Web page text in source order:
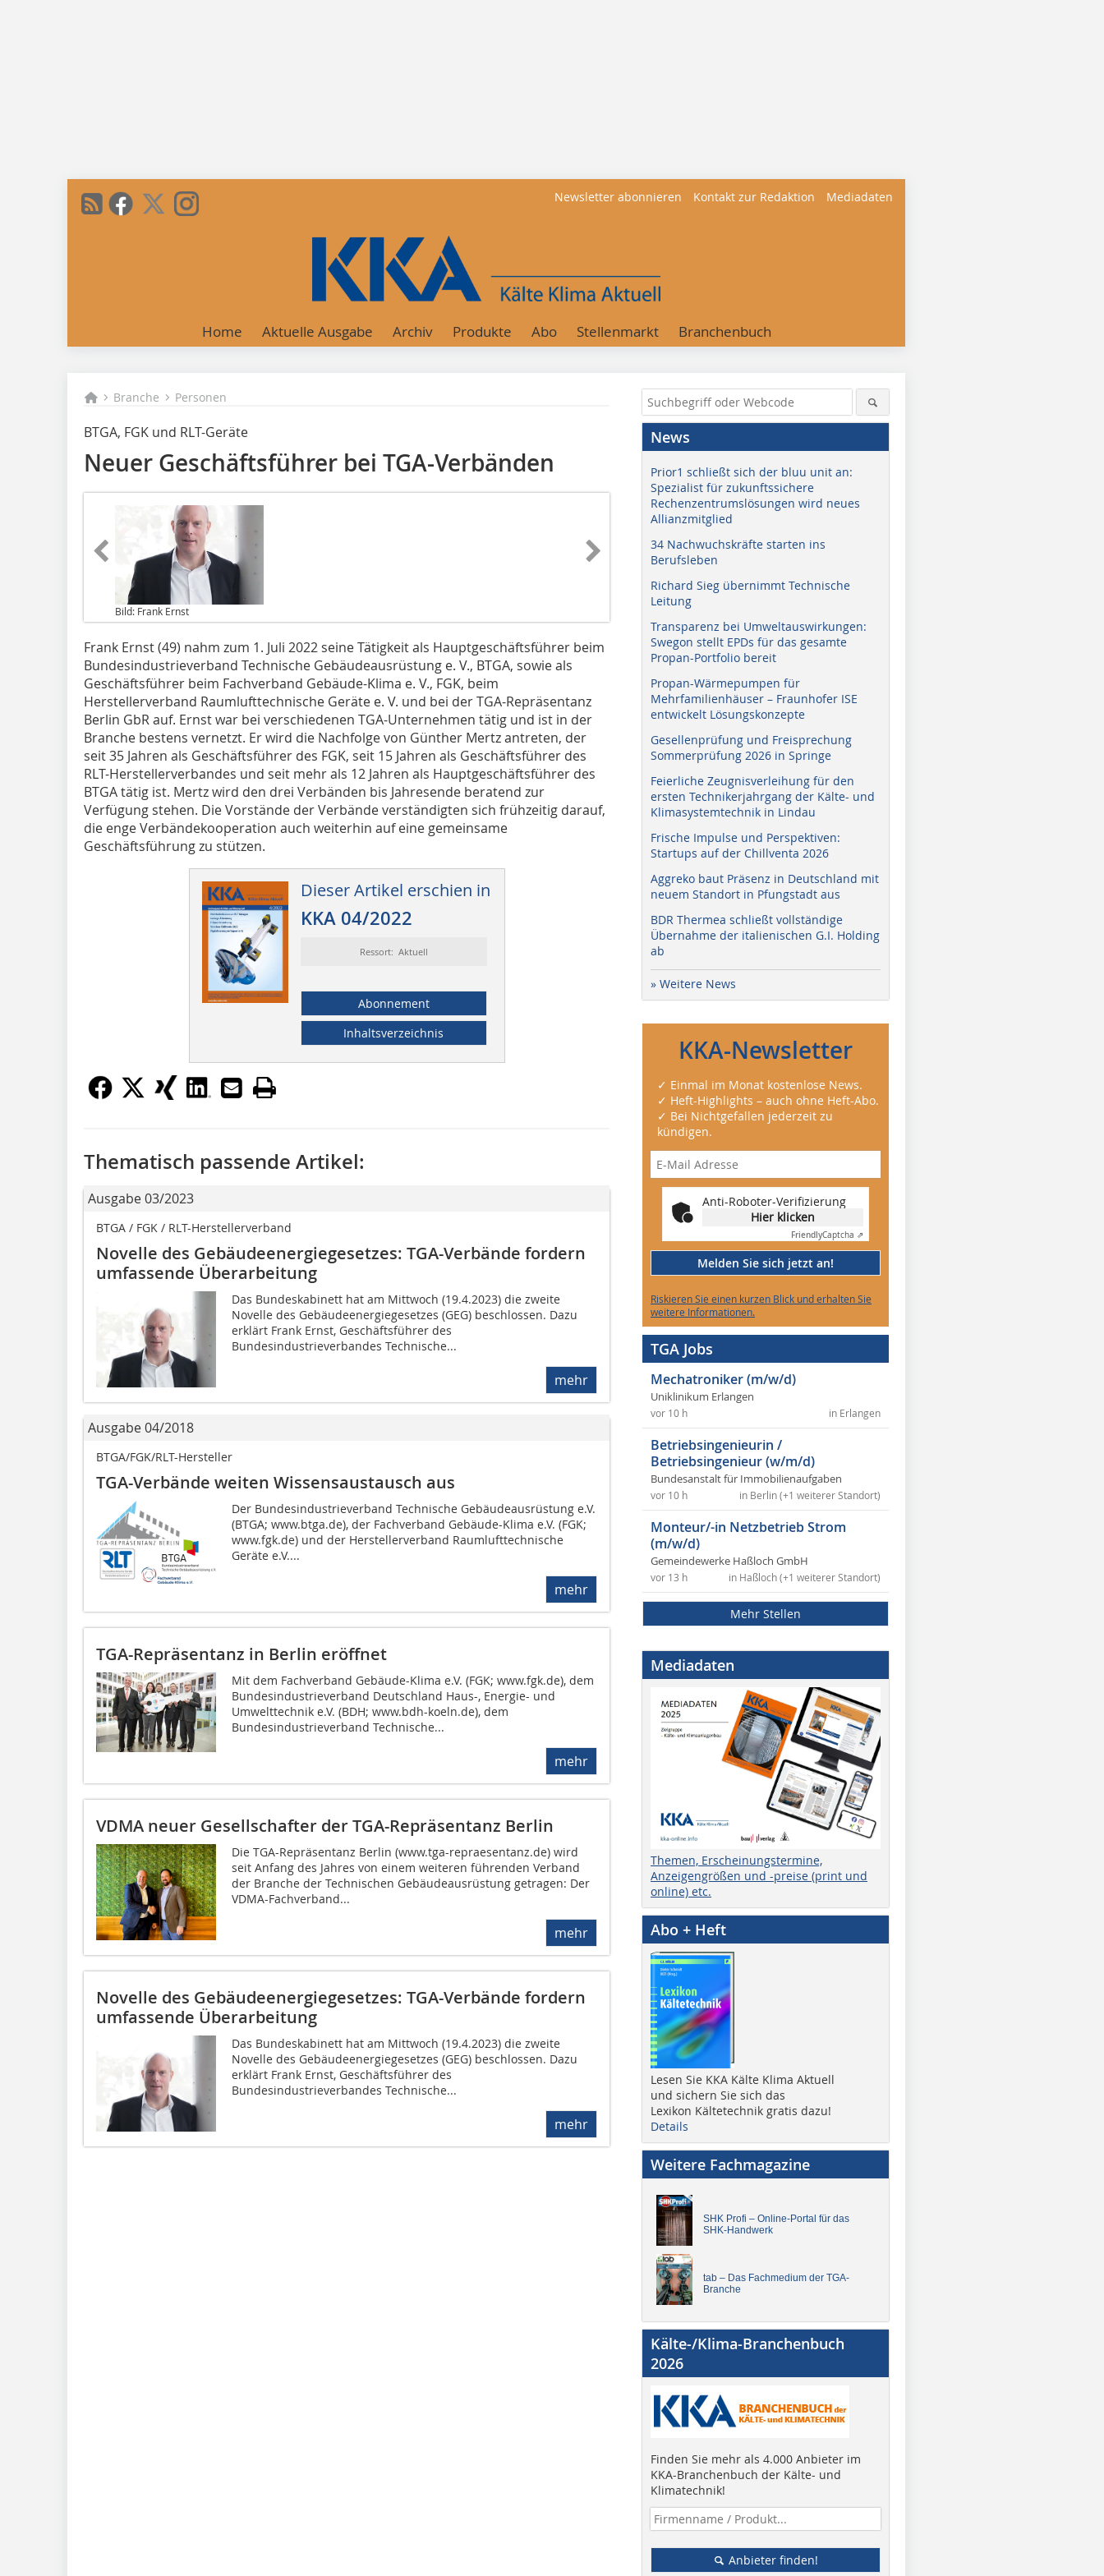
Newsletter abonnieren Kontakt zur Redaktion Mediadaten
Home Aktuelle Ausgabe Archiv Produkte Abo Stellenmarkt Branchenbuch
Branche Personen
BTGA, FGK und RLT-Geräte
Neuer Geschäftsführer bei TGA-Verbänden
Bild: Frank Ernst
Frank Ernst (49) nahm zum 1. Juli 2022 seine Tätigkeit als Hauptgeschäftsführer beim
Bundesindustrieverband Technische Gebäudeausrüstung e. V., BTGA, sowie als
Geschäftsführer beim Fachverband Gebäude-Klima e. V., FGK, beim
Herstellerverband Raumlufttechnische Geräte e. V. und bei der TGA-Repräsentanz
Berlin GbR auf. Ernst war bei verschiedenen TGA-Unternehmen tätig und ist in der
Branche bestens vernetzt. Er wird die Nachfolge von Günther Mertz antreten, der
seit 35 Jahren als Geschäftsführer des FGK, seit 15 Jahren als Geschäftsführer des
RLT-Herstellerverbandes und seit mehr als 12 Jahren als Hauptgeschäftsführer des
BTGA tätig ist. Mertz wird den drei Verbänden bis Jahresende beratend zur
Verfügung stehen. Die Vorstände der Verbände verständigten sich frühzeitig darauf,
die enge Verbändekooperation auch weiterhin auf eine gemeinsame
Geschäftsführung zu stützen.
Dieser Artikel erschien in
KKA 04/2022
Ressort: Aktuell
Abonnement
Inhaltsverzeichnis
Thematisch passende Artikel:
Ausgabe 03/2023
BTGA / FGK / RLT-Herstellerverband
Novelle des Gebäudeenergiegesetzes: TGA-Verbände fordern
umfassende Überarbeitung
Das Bundeskabinett hat am Mittwoch (19.4.2023) die zweite
Novelle des Gebäudeenergiegesetzes (GEG) beschlossen. Dazu
erklärt Frank Ernst, Geschäftsführer des
Bundesindustrieverbandes Technische...
mehr
Ausgabe 04/2018
BTGA/FGK/RLT-Hersteller
TGA-Verbände weiten Wissensaustausch aus
Der Bundesindustrieverband Technische Gebäudeausrüstung e.V.
(BTGA; www.btga.de), der Fachverband Gebäude-Klima e.V. (FGK;
www.fgk.de) und der Herstellerverband Raumlufttechnische
Geräte e.V....
mehr
TGA-Repräsentanz in Berlin eröffnet
Mit dem Fachverband Gebäude-Klima e.V. (FGK; www.fgk.de), dem
Bundesindustrieverband Deutschland Haus-, Energie- und
Umwelttechnik e.V. (BDH; www.bdh-koeln.de), dem
Bundesindustrieverband Technische...
mehr
VDMA neuer Gesellschafter der TGA-Repräsentanz Berlin
Die TGA-Repräsentanz Berlin (www.tga-repraesentanz.de) wird
seit Anfang des Jahres von einem weiteren führenden Verband
der Branche der Technischen Gebäudeausrüstung getragen: Der
VDMA-Fachverband...
mehr
Novelle des Gebäudeenergiegesetzes: TGA-Verbände fordern
umfassende Überarbeitung
Das Bundeskabinett hat am Mittwoch (19.4.2023) die zweite
Novelle des Gebäudeenergiegesetzes (GEG) beschlossen. Dazu
erklärt Frank Ernst, Geschäftsführer des
Bundesindustrieverbandes Technische...
mehr
News
Prior1 schließt sich der bluu unit an:
Spezialist für zukunftssichere
Rechenzentrumslösungen wird neues
Allianzmitglied
34 Nachwuchskräfte starten ins
Berufsleben
Richard Sieg übernimmt Technische
Leitung
Transparenz bei Umweltauswirkungen:
Swegon stellt EPDs für das gesamte
Propan-Portfolio bereit
Propan-Wärmepumpen für
Mehrfamilienhäuser – Fraunhofer ISE
entwickelt Lösungskonzepte
Gesellenprüfung und Freisprechung
Sommerprüfung 2026 in Springe
Feierliche Zeugnisverleihung für den
ersten Technikerjahrgang der Kälte- und
Klimasystemtechnik in Lindau
Frische Impulse und Perspektiven:
Startups auf der Chillventa 2026
Aggreko baut Präsenz in Deutschland mit
neuem Standort in Pfungstadt aus
BDR Thermea schließt vollständige
Übernahme der italienischen G.I. Holding
ab
» Weitere News
KKA-Newsletter
✓ Einmal im Monat kostenlose News.
✓ Heft-Highlights – auch ohne Heft-Abo.
✓ Bei Nichtgefallen jederzeit zu
kündigen.
Anti-Roboter-Verifizierung
Hier klicken
FriendlyCaptcha ⇗
Melden Sie sich jetzt an!
Riskieren Sie einen kurzen Blick und erhalten Sie
weitere Informationen.
TGA Jobs
Mechatroniker (m/w/d)
Uniklinikum Erlangen
in Erlangen
vor 10 h
Betriebsingenieurin /
Betriebsingenieur (w/m/d)
Bundesanstalt für Immobilienaufgaben
in Berlin (+1 weiterer Standort)
vor 10 h
Monteur/-in Netzbetrieb Strom
(m/w/d)
Gemeindewerke Haßloch GmbH
in Haßloch (+1 weiterer Standort)
vor 13 h
Mehr Stellen
Mediadaten
Themen, Erscheinungstermine,
Anzeigengrößen und -preise (print und
online) etc.
Abo + Heft
Lesen Sie KKA Kälte Klima Aktuell
und sichern Sie sich das
Lexikon Kältetechnik gratis dazu!
Details
Weitere Fachmagazine
SHK Profi – Online-Portal für das
SHK-Handwerk
tab – Das Fachmedium der TGA-
Branche
Kälte-/Klima-Branchenbuch
2026
Finden Sie mehr als 4.000 Anbieter im
KKA-Branchenbuch der Kälte- und
Klimatechnik!
Anbieter finden!